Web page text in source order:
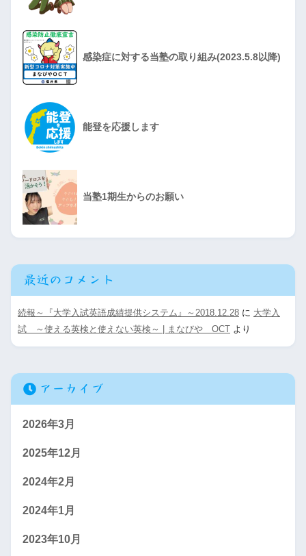
感染症に対する当塾の取り組み(2023.5.8以降)
能登を応援します
当塾1期生からのお願い
最近のコメント
続報～『大学入試英語成績提供システム』～2018.12.28 に 大学入
試 ～使える英検と使えない英検～ | まなびや OCT より
アーカイブ
2026年3月
2025年12月
2024年2月
2024年1月
2023年10月